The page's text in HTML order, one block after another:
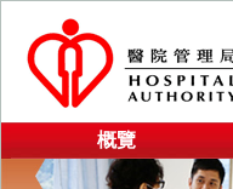
概覽